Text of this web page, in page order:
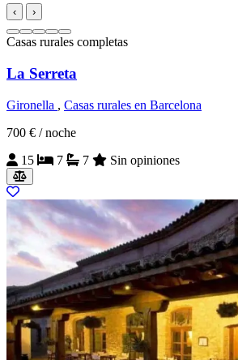
‹ ›
Casas rurales completas
La Serreta
Gironella , Casas rurales en Barcelona
700 € / noche
15
7 7 Sin opiniones